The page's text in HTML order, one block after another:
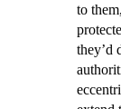
to
they’d